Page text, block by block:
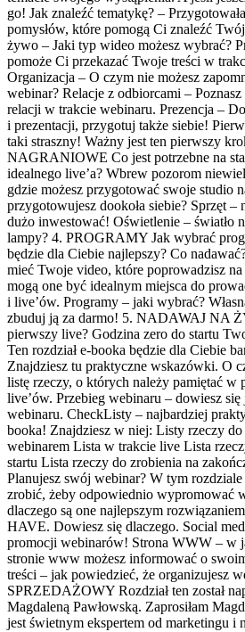
go! Jak znaleźć tematykę? –
pomysłów, które pomogą Ci znaleźć
żywo – Jaki typ wideo możesz wybrać?
pomoże Ci przekazać Twoje treści w
Organizacja – O czym nie możesz
webinar? Relacje z odbiorcami –
relacji w trakcie webinaru. Prezencja –
i prezentacji, przygotuj także siebie!
taki straszny! Ważny jest ten pierwszy
NAGRANIOWE Co jest potrzebne na
idealnego live’a? Wbrew pozorom
gdzie możesz przygotować swoje studio
przygotowujesz dookoła siebie? Sprzęt –
dużo inwestować! Oświetlenie – światło
lampy? 4. PROGRAMY Jak wybrać
będzie dla Ciebie najlepszy? Co
mieć Twoje video, które poprowadzisz
mogą one być idealnym miejsca do
i live’ów. Programy – jaki wybrać?
zbuduj ją za darmo! 5. NADAWAJ NA
pierwszy live? Godzina zero do startu
Ten rozdział e-booka będzie dla Ciebie
Znajdziesz tu praktyczne wskazówki. O
listę rzeczy, o których należy pamiętać w
live’ów. Przebieg webinaru – dowiesz
webinaru. CheckListy – najbardziej
booka! Znajdziesz w niej: Listy rzeczy
webinarem Lista w trakcie live Lista
startu Lista rzeczy do zrobienia na
Planujesz swój webinar? W tym
zrobić, żeby odpowiednio wypromować
dlaczego są one najlepszym
HAVE. Dowiesz się dlaczego. Social
promocji webinarów! Strona WWW – w
stronie www możesz informować o
treści – jak powiedzieć, że organizujesz
SPRZEDAŻOWY Rozdział ten został
Magdaleną Pawłowską. Zaprosiłam
jest świetnym ekspertem od marketingu i